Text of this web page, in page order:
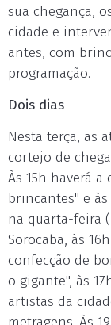
sua chegança,
cidade e
antes, com
programação.
Dois dias
Nesta terça, as
cortejo de
Às 15h haverá
brincantes" e
na quarta-feira
Sorocaba, às
confecção de
o gigante", às
artistas da